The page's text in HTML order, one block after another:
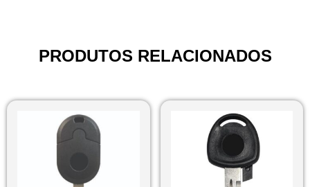
PRODUTOS RELACIONADOS